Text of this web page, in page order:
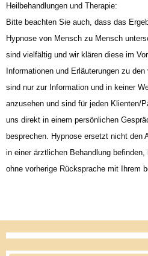
Heilbehandlungen und Therapie:
Bitte beachten Sie auch, dass das
Hypnose von Mensch zu Mensch
sind vielfältig und wir klären diese im
Informationen und Erläuterungen zu
sind nur zur Information und in keiner
anzusehen und sind für jeden Klienten/
uns direkt in einem persönlichen
besprechen. Hypnose ersetzt nicht
in einer ärztlichen Behandlung
ohne vorherige Rücksprache mit Ihrem